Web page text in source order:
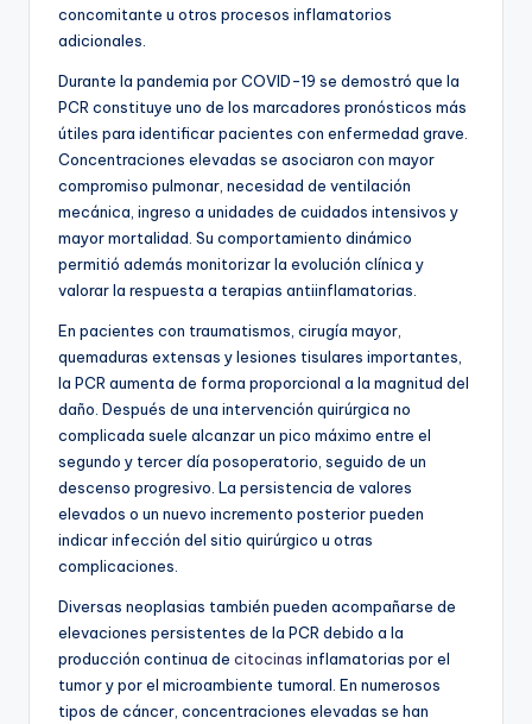
concomitante u otros procesos inflamatorios
adicionales.
Durante la pandemia por COVID-19 se demostró que la
PCR constituye uno de los marcadores pronósticos más
útiles para identificar pacientes con enfermedad grave.
Concentraciones elevadas se asociaron con mayor
compromiso pulmonar, necesidad de ventilación
mecánica, ingreso a unidades de cuidados intensivos y
mayor mortalidad. Su comportamiento dinámico
permitió además monitorizar la evolución clínica y
valorar la respuesta a terapias antiinflamatorias.
En pacientes con traumatismos, cirugía mayor,
quemaduras extensas y lesiones tisulares importantes,
la PCR aumenta de forma proporcional a la magnitud del
daño. Después de una intervención quirúrgica no
complicada suele alcanzar un pico máximo entre el
segundo y tercer día posoperatorio, seguido de un
descenso progresivo. La persistencia de valores
elevados o un nuevo incremento posterior pueden
indicar infección del sitio quirúrgico u otras
complicaciones.
Diversas neoplasias también pueden acompañarse de
elevaciones persistentes de la PCR debido a la
producción continua de citocinas inflamatorias por el
tumor y por el microambiente tumoral. En numerosos
tipos de cáncer, concentraciones elevadas se han